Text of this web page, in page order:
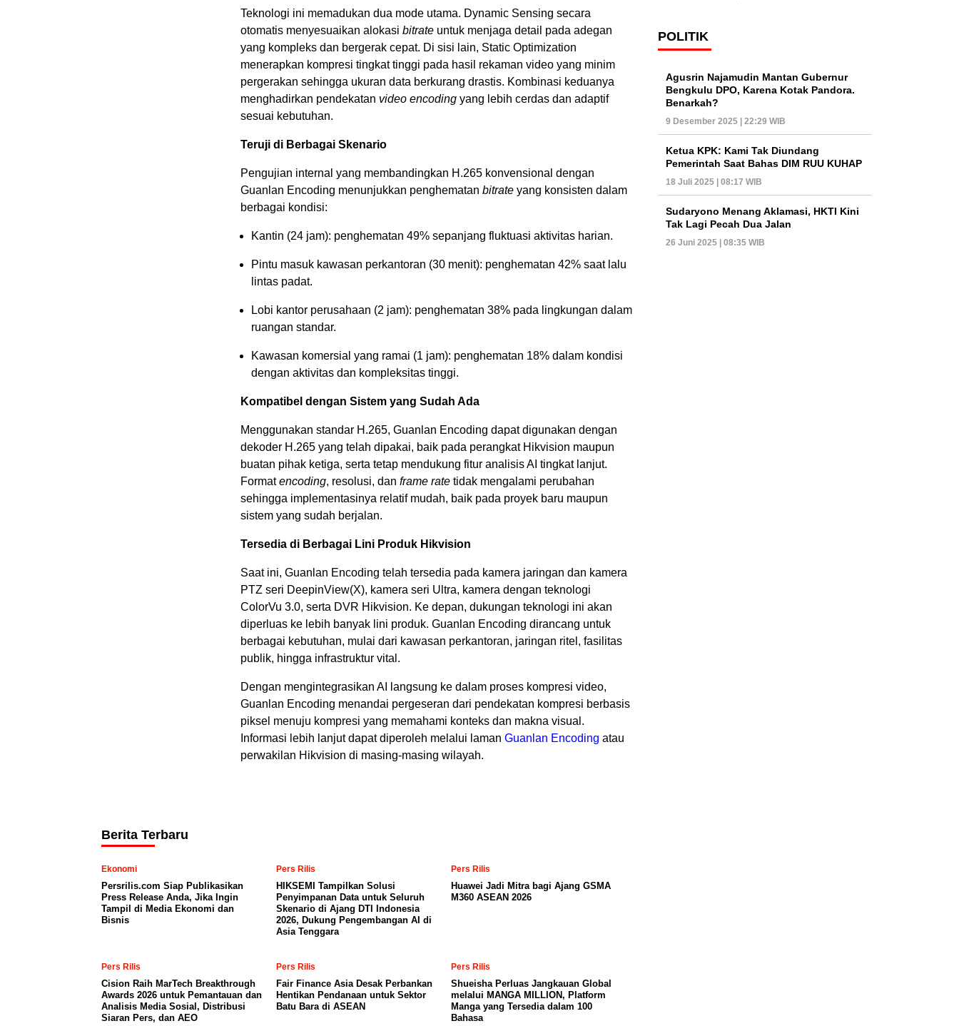
Teknologi ini memadukan dua mode utama. Dynamic Sensing secara
otomatis menyesuaikan alokasi bitrate untuk menjaga detail pada adegan
yang kompleks dan bergerak cepat. Di sisi lain, Static Optimization
menerapkan kompresi tingkat tinggi pada hasil rekaman video yang minim
pergerakan sehingga ukuran data berkurang drastis. Kombinasi keduanya
menghadirkan pendekatan video encoding yang lebih cerdas dan adaptif
sesuai kebutuhan.
Teruji di Berbagai Skenario
Pengujian internal yang membandingkan H.265 konvensional dengan
Guanlan Encoding menunjukkan penghematan bitrate yang konsisten dalam
berbagai kondisi:
Kantin (24 jam): penghematan 49% sepanjang fluktuasi aktivitas harian.
Pintu masuk kawasan perkantoran (30 menit): penghematan 42% saat lalu
lintas padat.
Lobi kantor perusahaan (2 jam): penghematan 38% pada lingkungan dalam
ruangan standar.
Kawasan komersial yang ramai (1 jam): penghematan 18% dalam kondisi
dengan aktivitas dan kompleksitas tinggi.
Kompatibel dengan Sistem yang Sudah Ada
Menggunakan standar H.265, Guanlan Encoding dapat digunakan dengan
dekoder H.265 yang telah dipakai, baik pada perangkat Hikvision maupun
buatan pihak ketiga, serta tetap mendukung fitur analisis AI tingkat lanjut.
Formatencoding, resolusi, dan frame rate tidak mengalami perubahan
sehingga implementasinya relatif mudah, baik pada proyek baru maupun
sistem yang sudah berjalan.
Tersedia di Berbagai Lini Produk Hikvision
Saat ini, Guanlan Encoding telah tersedia pada kamera jaringan dan kamera
PTZ seri DeepinView(X), kamera seri Ultra, kamera dengan teknologi
ColorVu 3.0, serta DVR Hikvision. Ke depan, dukungan teknologi ini akan
diperluas ke lebih banyak lini produk. Guanlan Encoding dirancang untuk
berbagai kebutuhan, mulai dari kawasan perkantoran, jaringan ritel, fasilitas
publik, hingga infrastruktur vital.
Dengan mengintegrasikan AI langsung ke dalam proses kompresi video,
Guanlan Encoding menandai pergeseran dari pendekatan kompresi berbasis
piksel menuju kompresi yang memahami konteks dan makna visual.
Informasi lebih lanjut dapat diperoleh melalui laman Guanlan Encoding atau
perwakilan Hikvision di masing-masing wilayah.
Berita Terbaru
Ekonomi
Persrilis.com Siap Publikasikan
Press Release Anda, Jika Ingin
Tampil di Media Ekonomi dan
Bisnis
Pers Rilis
HIKSEMI Tampilkan Solusi
Penyimpanan Data untuk Seluruh
Skenario di Ajang DTI Indonesia
2026, Dukung Pengembangan AI di
Asia Tenggara
Pers Rilis
Huawei Jadi Mitra bagi Ajang GSMA
M360 ASEAN 2026
Pers Rilis
Cision Raih MarTech Breakthrough
Awards 2026 untuk Pemantauan dan
Analisis Media Sosial, Distribusi
Siaran Pers, dan AEO
Pers Rilis
Fair Finance Asia Desak Perbankan
Hentikan Pendanaan untuk Sektor
Batu Bara di ASEAN
Pers Rilis
Shueisha Perluas Jangkauan Global
melalui MANGA MILLION, Platform
Manga yang Tersedia dalam 100
Bahasa
POLITIK
Agusrin Najamudin Mantan Gubernur
Bengkulu DPO, Karena Kotak Pandora.
Benarkah?
9 Desember 2025 | 22:29 WIB
Ketua KPK: Kami Tak Diundang
Pemerintah Saat Bahas DIM RUU KUHAP
18 Juli 2025 | 08:17 WIB
Sudaryono Menang Aklamasi, HKTI Kini
Tak Lagi Pecah Dua Jalan
26 Juni 2025 | 08:35 WIB